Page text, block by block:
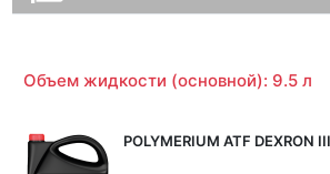
Объем жидкости (основной): 9.5 л
POLYMERIUM ATF DEXRON III